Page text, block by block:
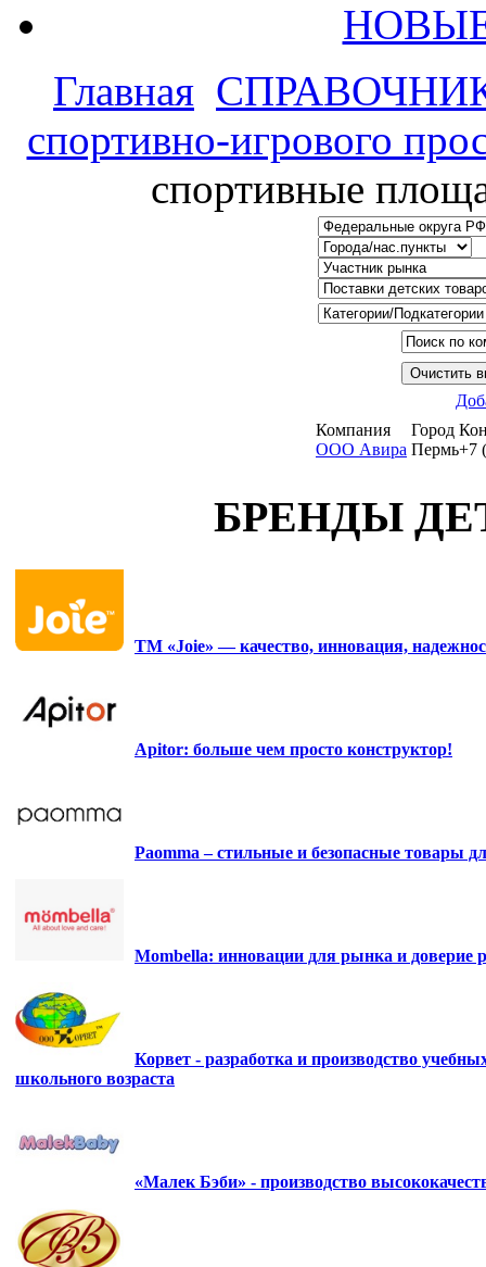
Главная
спортивно-игрового
спортивные
Компания
Город
ООО Авира Пермь+7
БРЕНДЫ
ТМ «Joie» — качество, инновация,
Apitor: больше чем просто конструктор!
Paomma – стильные и безопасные товары
Mombella: инновации для рынка и доверие
Корвет - разработка и производство
школьного возраста
«Малек Бэби» - производство